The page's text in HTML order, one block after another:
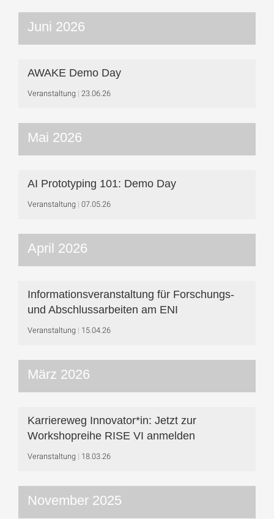
Juni 2026
AWAKE Demo Day
Veranstaltung 23.06.26
Mai 2026
AI Prototyping 101: Demo Day
Veranstaltung 07.05.26
April 2026
Informationsveranstaltung für Forschungs-
und Abschlussarbeiten am ENI
Veranstaltung 15.04.26
März 2026
Karriereweg Innovator*in: Jetzt zur
Workshop­reihe RISE VI anmelden
Veranstaltung 18.03.26
November 2025